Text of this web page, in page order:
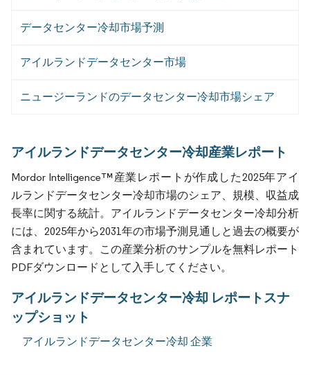
データセンター冷却市場予測
アイルランドデータセンター市場
ニュージーランドのデータセンター冷却市場シェア
アイルランドデータセンター冷却産業レポート
Mordor Intelligence™産業レポートが作成した2025年アイ
ルランドデータセンター冷却市場のシェア、規模、収益成
長率に関する統計。アイルランドデータセンター冷却分析
には、2025年から2031年の市場予測見通しと過去の概要が
含まれています。この産業分析のサンプルを無料レポート
PDFダウンロードとして入手してください。
アイルランドデータセンター冷却 レポートスナ
ップショット
アイルランドデータセンター冷却 企業